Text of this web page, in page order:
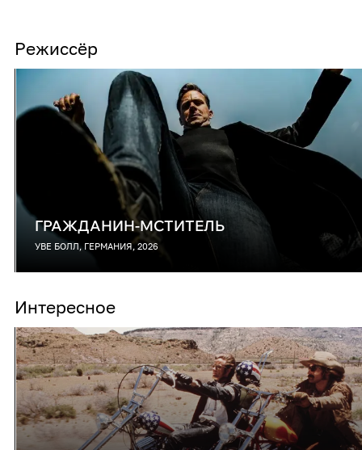
Режиссёр
ГРАЖДАНИН-МСТИТЕЛЬ
УВЕ БОЛЛ, ГЕРМАНИЯ, 2026
Интересное